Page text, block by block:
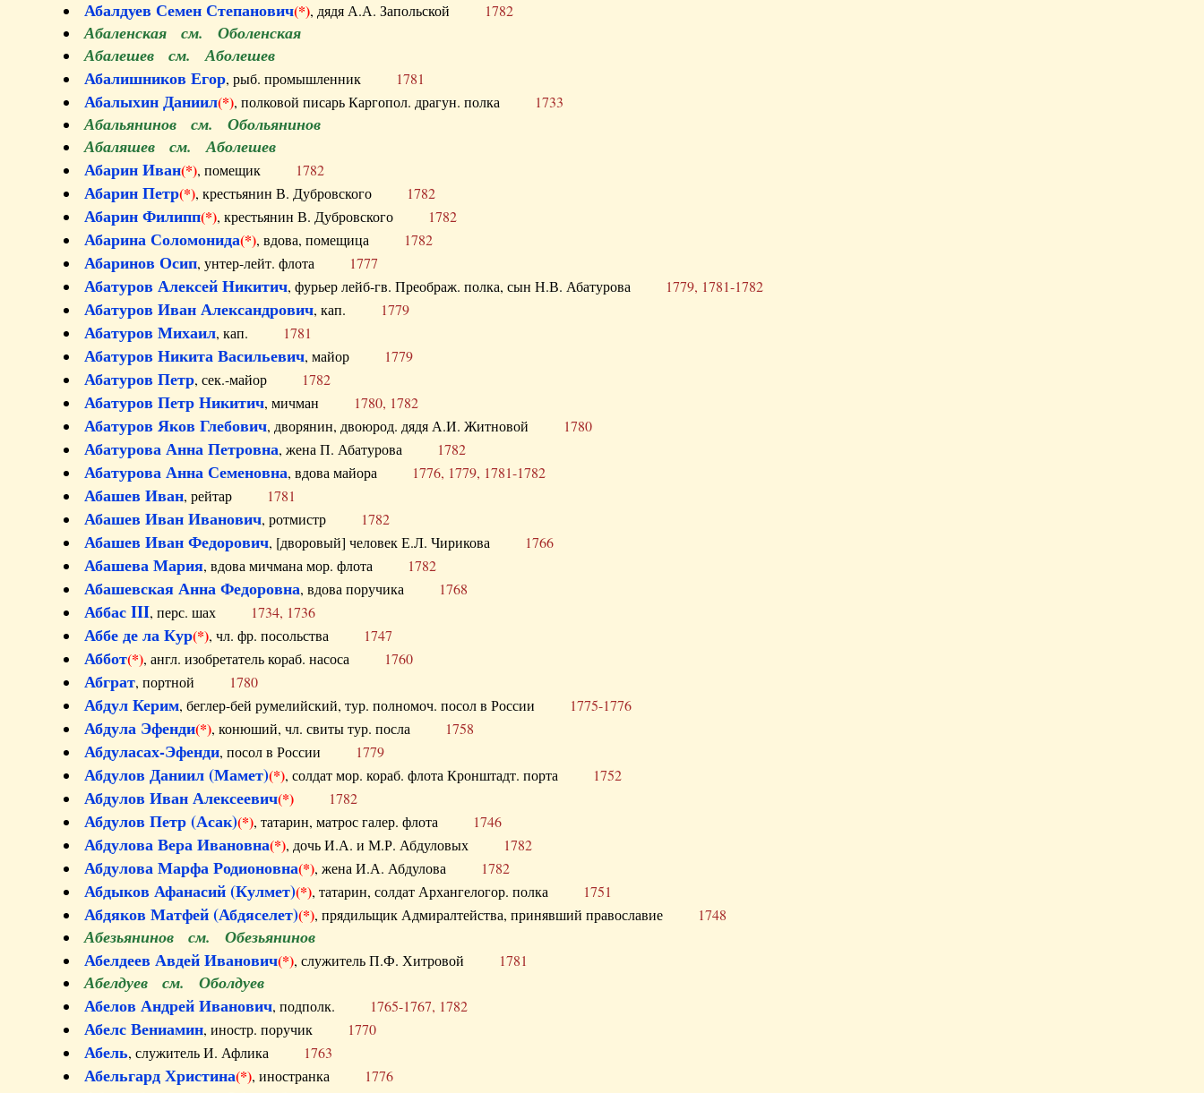
Абалдуев Семен Степанович(*), дядя А.А. Запольской 1782
Абаленская см. Оболенская
Абалешев см. Аболешев
Абалишников Егор, рыб. промышленник 1781
Абалыхин Даниил(*), полковой писарь Каргопол. драгун. полка 1733
Абальянинов см. Обольянинов
Абаляшев см. Аболешев
Абарин Иван(*), помещик 1782
Абарин Петр(*), крестьянин В. Дубровского 1782
Абарин Филипп(*), крестьянин В. Дубровского 1782
Абарина Соломонида(*), вдова, помещица 1782
Абаринов Осип, унтер-лейт. флота 1777
Абатуров Алексей Никитич, фурьер лейб-гв. Преображ. полка, сын Н.В. Абатурова 1779, 1781-1782
Абатуров Иван Александрович, кап. 1779
Абатуров Михаил, кап. 1781
Абатуров Никита Васильевич, майор 1779
Абатуров Петр, сек.-майор 1782
Абатуров Петр Никитич, мичман 1780, 1782
Абатуров Яков Глебович, дворянин, двоюрод. дядя А.И. Житновой 1780
Абатурова Анна Петровна, жена П. Абатурова 1782
Абатурова Анна Семеновна, вдова майора 1776, 1779, 1781-1782
Абашев Иван, рейтар 1781
Абашев Иван Иванович, ротмистр 1782
Абашев Иван Федорович, [дворовый] человек Е.Л. Чирикова 1766
Абашева Мария, вдова мичмана мор. флота 1782
Абашевская Анна Федоровна, вдова поручика 1768
Аббас III, перс. шах 1734, 1736
Аббе де ла Кур(*), чл. фр. посольства 1747
Аббот(*), англ. изобретатель кораб. насоса 1760
Абграт, портной 1780
Абдул Керим, беглер-бей румелийский, тур. полномоч. посол в России 1775-1776
Абдула Эфенди(*), конюший, чл. свиты тур. посла 1758
Абдуласах-Эфенди, посол в России 1779
Абдулов Даниил (Мамет)(*), солдат мор. кораб. флота Кронштадт. порта 1752
Абдулов Иван Алексеевич(*) 1782
Абдулов Петр (Асак)(*), татарин, матрос галер. флота 1746
Абдулова Вера Ивановна(*), дочь И.А. и М.Р. Абдуловых 1782
Абдулова Марфа Родионовна(*), жена И.А. Абдулова 1782
Абдыков Афанасий (Кулмет)(*), татарин, солдат Архангелогор. полка 1751
Абдяков Матфей (Абдяселет)(*), прядильщик Адмиралтейства, принявший православие 1748
Абезьянинов см. Обезьянинов
Абелдеев Авдей Иванович(*), служитель П.Ф. Хитровой 1781
Абелдуев см. Оболдуев
Абелов Андрей Иванович, подполк. 1765-1767, 1782
Абелс Вениамин, иностр. поручик 1770
Абель, служитель И. Афлика 1763
Абельгард Христина(*), иностранка 1776